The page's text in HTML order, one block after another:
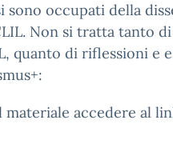
sono occupati della
. Non si tratta tanto
quanto di riflessioni e
:
materiale accedere al